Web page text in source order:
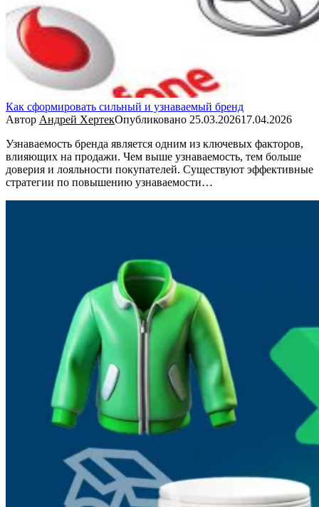
Как сформировать сильный и узнаваемый бренд
Автор Андрей ХертекОпубликовано 25.03.202617.04.2026
Узнаваемость бренда является одним из ключевых факторов,
влияющих на продажи. Чем выше узнаваемость, тем больше
доверия и лояльности покупателей. Существуют эффективные
стратегии по повышению узнаваемости…